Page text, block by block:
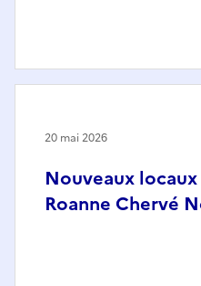
Nouveaux
Roanne Chervé
20 mai 2026